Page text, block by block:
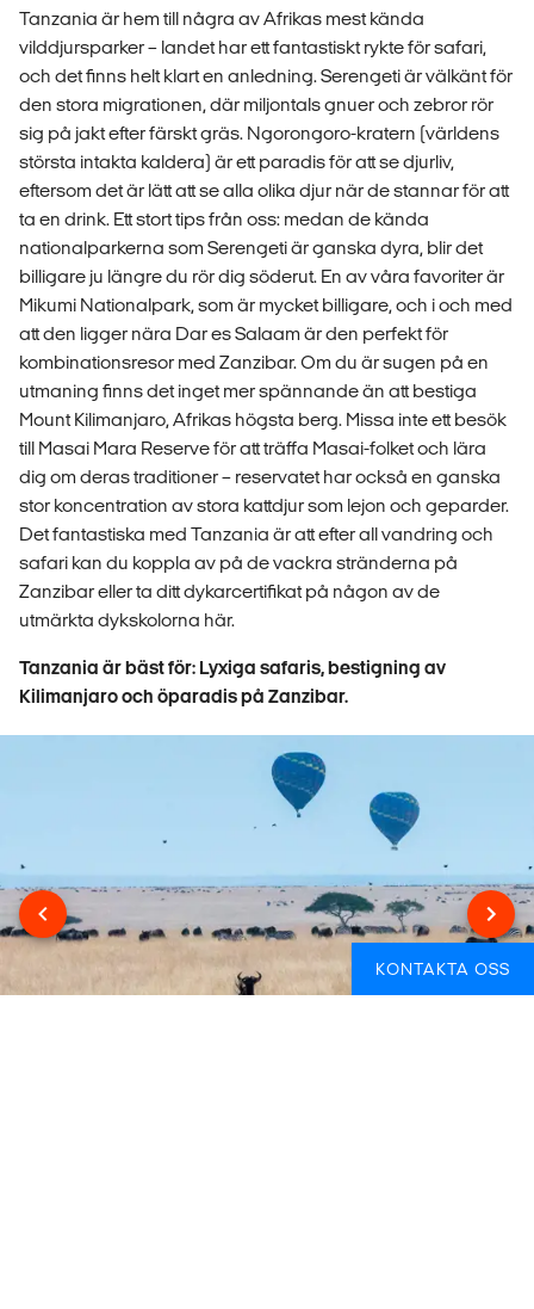
Tanzania är hem till några av Afrikas mest kända
vilddjursparker – landet har ett fantastiskt rykte för safari,
och det finns helt klart en anledning. Serengeti är välkänt för
den stora migrationen, där miljontals gnuer och zebror rör
sig på jakt efter färskt gräs. Ngorongoro-kratern (världens
största intakta kaldera) är ett paradis för att se djurliv,
eftersom det är lätt att se alla olika djur när de stannar för att
ta en drink. Ett stort tips från oss: medan de kända
nationalparkerna som Serengeti är ganska dyra, blir det
billigare ju längre du rör dig söderut. En av våra favoriter är
Mikumi Nationalpark, som är mycket billigare, och i och med
att den ligger nära Dar es Salaam är den perfekt för
kombinationsresor med Zanzibar. Om du är sugen på en
utmaning finns det inget mer spännande än att bestiga
Mount Kilimanjaro, Afrikas högsta berg. Missa inte ett besök
till Masai Mara Reserve för att träffa Masai-folket och lära
dig om deras traditioner – reservatet har också en ganska
stor koncentration av stora kattdjur som lejon och geparder.
Det fantastiska med Tanzania är att efter all vandring och
safari kan du koppla av på de vackra stränderna på
Zanzibar eller ta ditt dykarcertifikat på någon av de
utmärkta dykskolorna här.
Tanzania är bäst för: Lyxiga safaris, bestigning av
Kilimanjaro och öparadis på Zanzibar.
KONTAKTA OSS